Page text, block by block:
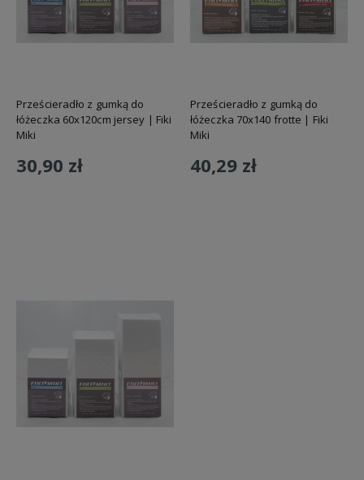
Prześcieradło z gumką do
łóżeczka 60x120cm jersey | Fiki
Miki
30,90 zł
Prześcieradło z gumką do
łóżeczka 70x140 frotte | Fiki
Miki
40,29 zł